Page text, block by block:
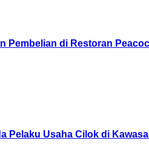
Pembelian di Restoran
Pelaku Usaha Cilok di